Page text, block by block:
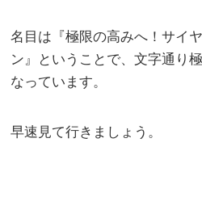
名目は『極限の高みへ！サイ
ン』ということで、文字通り
なっています。
早速見て行きましょう。